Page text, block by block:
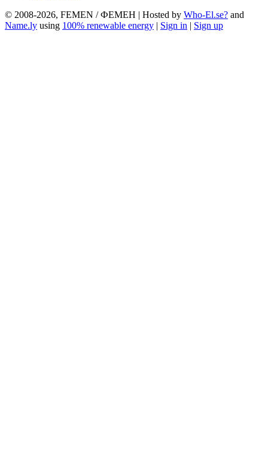
© 2008-2026, FEMEN / ФЕМЕН | Hosted by Who-El.se? and
Name.ly using 100% renewable energy | Sign in | Sign up